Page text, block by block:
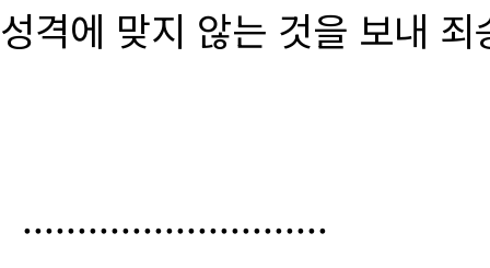
성격에 맞지 않는 것을 보내
............................